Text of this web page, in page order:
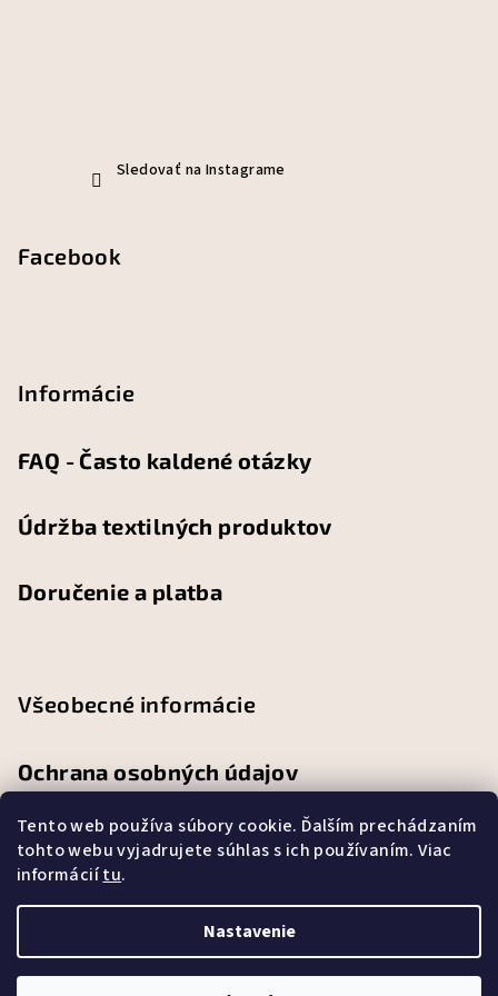
Tento web používa súbory cookie. Ďalším prechádzaním
tohto webu vyjadrujete súhlas s ich používaním. Viac
informáciítu.
Nastavenie
Sledovať na Instagrame
Facebook
Informácie
FAQ - Často kaldené otázky
Údržba textilných produktov
Doručenie a platba
Všeobecné informácie
Ochrana osobných údajov
Obchodné podmienky
Reklamačný poriadok